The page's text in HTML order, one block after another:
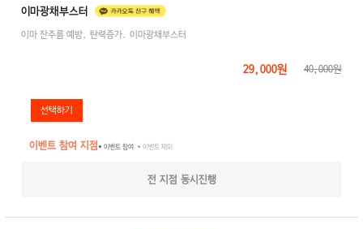
이마광채부스터
이마 잔주름 예방, 탄력증가. 이마광채부스터
29,000원 40,000원
이벤트 참여 지점● 이벤트 참여 ● 이벤트 제외
전 지점 동시진행